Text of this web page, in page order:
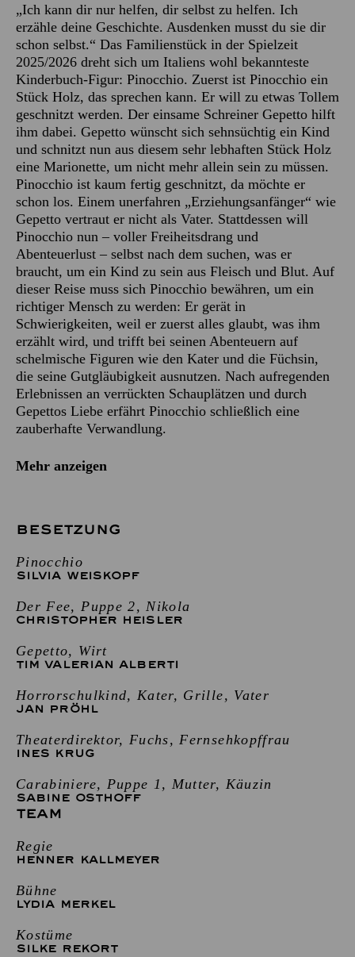
„Ich kann dir nur helfen, dir selbst zu helfen. Ich
erzähle deine Geschichte. Ausdenken musst du sie dir
schon selbst.“ Das Familienstück in der Spielzeit
2025/2026 dreht sich um Italiens wohl bekannteste
Kinderbuch-Figur: Pinocchio. Zuerst ist Pinocchio ein
Stück Holz, das sprechen kann. Er will zu etwas Tollem
geschnitzt werden. Der einsame Schreiner Gepetto hilft
ihm dabei. Gepetto wünscht sich sehnsüchtig ein Kind
und schnitzt nun aus diesem sehr lebhaften Stück Holz
eine Marionette, um nicht mehr allein sein zu müssen.
Pinocchio ist kaum fertig geschnitzt, da möchte er
schon los. Einem unerfahren „Erziehungsanfänger“ wie
Gepetto vertraut er nicht als Vater. Stattdessen will
Pinocchio nun – voller Freiheitsdrang und
Abenteuerlust – selbst nach dem suchen, was er
braucht, um ein Kind zu sein aus Fleisch und Blut. Auf
dieser Reise muss sich Pinocchio bewähren, um ein
richtiger Mensch zu werden: Er gerät in
Schwierigkeiten, weil er zuerst alles glaubt, was ihm
erzählt wird, und trifft bei seinen Abenteuern auf
schelmische Figuren wie den Kater und die Füchsin,
die seine Gutgläubigkeit ausnutzen. Nach aufregenden
Erlebnissen an verrückten Schauplätzen und durch
Gepettos Liebe erfährt Pinocchio schließlich eine
zauberhafte Verwandlung.
Mehr anzeigen
BESETZUNG
Pinocchio
SILVIA WEISKOPF
Der Fee, Puppe 2, Nikola
CHRISTOPHER HEISLER
Gepetto, Wirt
TIM VALERIAN ALBERTI
Horrorschulkind, Kater, Grille, Vater
JAN PRÖHL
Theaterdirektor, Fuchs, Fernsehkopffrau
INES KRUG
Carabiniere, Puppe 1, Mutter, Käuzin
SABINE OSTHOFF
TEAM
Regie
HENNER KALLMEYER
Bühne
LYDIA MERKEL
Kostüme
SILKE REKORT